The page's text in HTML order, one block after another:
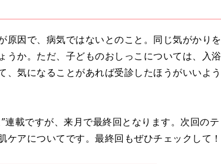
原因で、病気ではないとのこと。同じ気がかりを
か。ただ、子どものおしっこについては、入浴
気になることがあれば受診したほうがいいよう
載ですが、来月で最終回となります。次回のテ
アについてです。最終回もぜひチェックして！